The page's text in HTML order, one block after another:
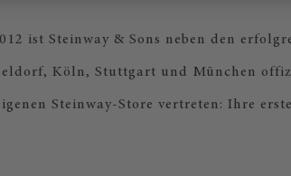
ist Steinway & Sons neben den
Köln, Stuttgart und München
Steinway-Store vertreten: Ihre